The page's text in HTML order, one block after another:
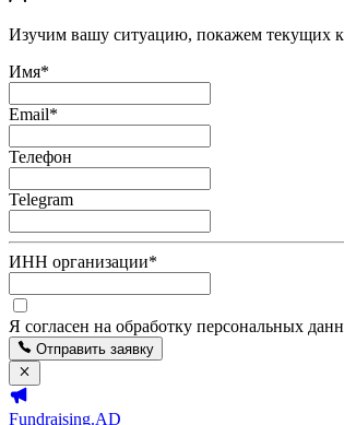
Изучим вашу ситуацию, покажем текущих
Имя*
Email*
Телефон
Telegram
ИНН организации*
Я согласен на обработку персональных
Отправить заявку
Fundraising.AD